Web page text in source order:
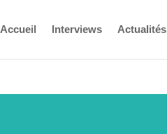
Accueil Interviews Actualités